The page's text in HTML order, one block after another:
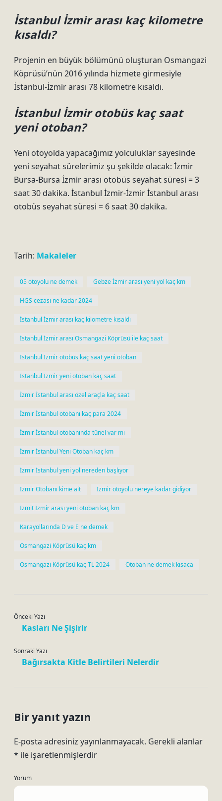
İstanbul İzmir arası kaç kilometre
kısaldı?
Projenin en büyük bölümünü oluşturan Osmangazi
Köprüsü’nün 2016 yılında hizmete girmesiyle
İstanbul-İzmir arası 78 kilometre kısaldı.
İstanbul İzmir otobüs kaç saat
yeni otoban?
Yeni otoyolda yapacağımız yolculuklar sayesinde
yeni seyahat sürelerimiz şu şekilde olacak: İzmir
Bursa-Bursa İzmir arası otobüs seyahat süresi = 3
saat 30 dakika. İstanbul İzmir-İzmir İstanbul arası
otobüs seyahat süresi = 6 saat 30 dakika.
Tarih: Makaleler
05 otoyolu ne demek Gebze İzmir arası yeni yol kaç km
HGS cezası ne kadar 2024
İstanbul İzmir arası kaç kilometre kısaldı
İstanbul İzmir arası Osmangazi Köprüsü ile kaç saat
İstanbul İzmir otobüs kaç saat yeni otoban
İstanbul İzmir yeni otoban kaç saat
İzmir İstanbul arası özel araçla kaç saat
İzmir İstanbul otobanı kaç para 2024
İzmir İstanbul otobanında tünel var mı
İzmir İstanbul Yeni Otoban kaç km
İzmir İstanbul yeni yol nereden başlıyor
İzmir Otobanı kime ait İzmir otoyolu nereye kadar gidiyor
İzmit İzmir arası yeni otoban kaç km
Karayollarında D ve E ne demek
Osmangazi Köprüsü kaç km
Osmangazi Köprüsü kaç TL 2024 Otoban ne demek kısaca
Önceki Yazı
Kasları Ne Şişirir
Sonraki Yazı
Bağırsakta Kitle Belirtileri Nelerdir
Bir yanıt yazın
E-posta adresiniz yayınlanmayacak. Gerekli alanlar
* ile işaretlenmişlerdir
Yorum